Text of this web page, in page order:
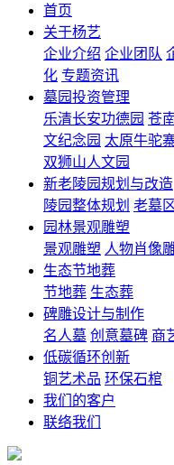
首页
关于杨艺
企业介绍 企业团队
化 专题资讯
墓园投资管理
乐清长安功德园 苍
文纪念园 太原牛驼
双狮山人文园
新老陵园规划与改造
陵园整体规划 老墓
园林景观雕塑
景观雕塑 人物肖像
生态节地葬
节地葬 生态葬
碑雕设计与制作
名人墓 创意墓碑 商
低碳循环创新
铜艺术品 环保石棺
我们的客户
联络我们